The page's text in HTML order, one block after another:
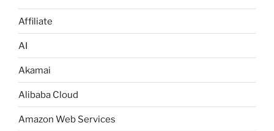
Affiliate
AI
Akamai
Alibaba Cloud
Amazon Web Services